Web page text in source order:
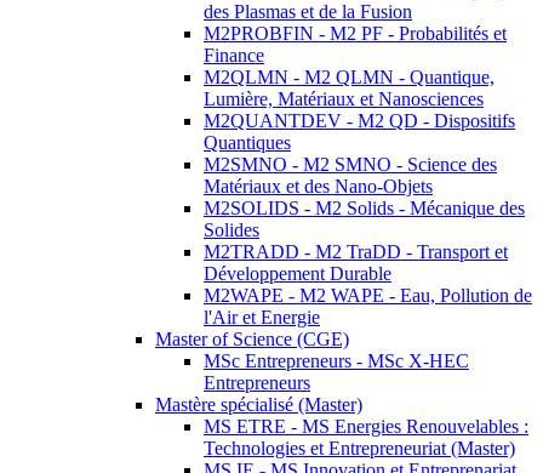
des Plasmas et de la Fusion
M2PROBFIN - M2 PF - Probabilités et
Finance
M2QLMN - M2 QLMN - Quantique,
Lumière, Matériaux et Nanosciences
M2QUANTDEV - M2 QD - Dispositifs
Quantiques
M2SMNO - M2 SMNO - Science des
Matériaux et des Nano-Objets
M2SOLIDS - M2 Solids - Mécanique des
Solides
M2TRADD - M2 TraDD - Transport et
Développement Durable
M2WAPE - M2 WAPE - Eau, Pollution de
l'Air et Energie
Master of Science (CGE)
MSc Entrepreneurs - MSc X-HEC
Entrepreneurs
Mastère spécialisé (Master)
MS ETRE - MS Energies Renouvelables :
Technologies et Entrepreneuriat (Master)